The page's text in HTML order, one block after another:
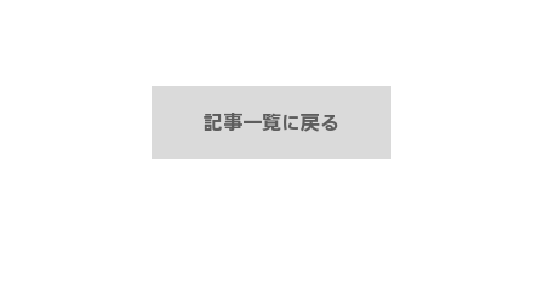
記事一覧に戻る